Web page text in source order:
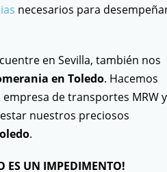
necesarios para
en Sevilla, también nos
en Toledo. Hacemos
de transportes MRW y
nuestros preciosos
.
ES UN IMPEDIMENTO!